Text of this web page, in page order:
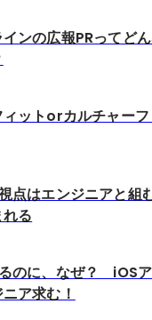
ンの広報PRってど
ットorカルチャーフ
点はエンジニアと組
る
のに、なぜ？ iOS
ア求む！